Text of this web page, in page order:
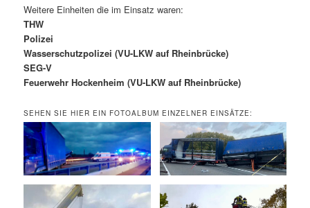
Weitere Einheiten die im Einsatz waren:
THW
Polizei
Wasserschutzpolizei (VU-LKW auf Rheinbrücke)
SEG-V
Feuerwehr Hockenheim (VU-LKW auf Rheinbrücke)
SEHEN SIE HIER EIN FOTOALBUM EINZELNER EINSÄTZE: